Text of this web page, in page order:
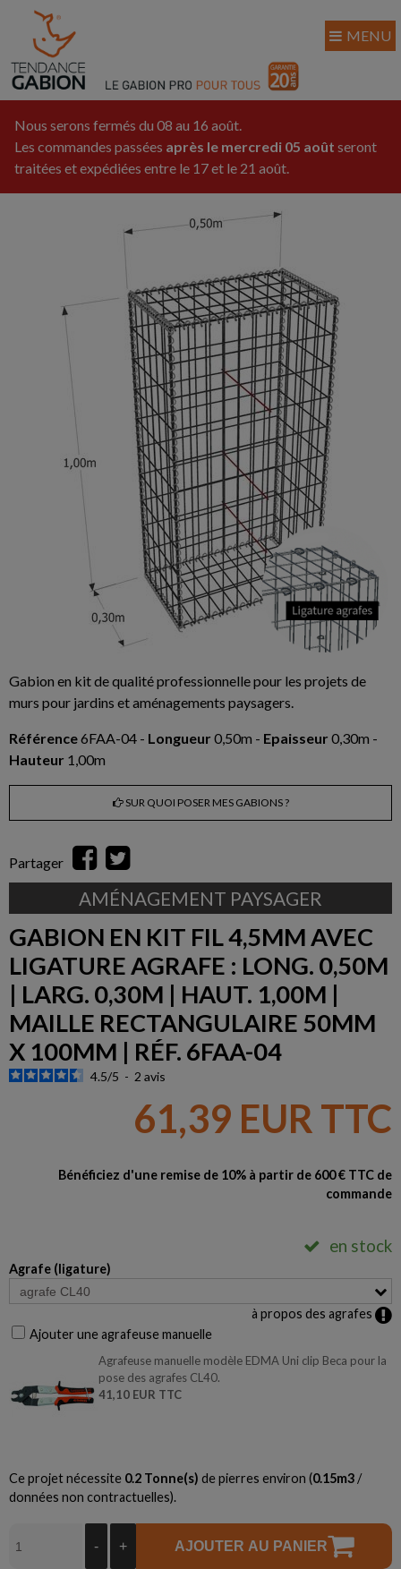
Nous serons fermés du 08 au 16 août.
Les commandes passées après le mercredi 05 août seront
traitées et expédiées entre le 17 et le 21 août.
Gabion en kit de qualité professionnelle pour les projets de
murs pour jardins et aménagements paysagers.
Référence6FAA-04 - Longueur 0,50m - Epaisseur 0,30m -
Hauteur 1,00m
SUR QUOI POSER MES GABIONS ?
Partager
AMÉNAGEMENT PAYSAGER
GABION EN KIT FIL 4,5MM AVEC
LIGATURE AGRAFE : LONG. 0,50M
| LARG. 0,30M | HAUT. 1,00M |
MAILLE RECTANGULAIRE 50MM
X 100MM | RÉF. 6FAA-04
4.5/5 - 2 avis
61,39 EUR TTC
Bénéficiez d'une remise de 10% à partir de 600 € TTC de
commande
en stock
Agrafe (ligature)
à propos des agrafes
Ajouter une agrafeuse manuelle
Agrafeuse manuelle modèle EDMA Uni clip Beca pour la
pose des agrafes CL40.
41,10 EUR TTC
Ce projet nécessite 0.2 Tonne(s) de pierres environ (0.15m3 /
données non contractuelles).
- + AJOUTER AU PANIER
MENU